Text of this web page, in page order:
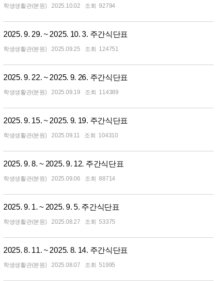
학생생활관(분원) 2025.10.02 92794
2025. 9. 29. ~ 2025. 10. 3. 주간식단표
학생생활관(분원) 2025.09.25 124751
2025. 9. 22. ~ 2025. 9. 26. 주간식단표
학생생활관(분원) 2025.09.19 114389
2025. 9. 15. ~ 2025. 9. 19. 주간식단표
학생생활관(분원) 2025.09.11 104310
2025. 9. 8. ~ 2025. 9. 12. 주간식단표
학생생활관(분원) 2025.09.06 88714
2025. 9. 1. ~ 2025. 9. 5. 주간식단표
학생생활관(분원) 2025.08.27 53375
2025. 8. 11. ~ 2025. 8. 14. 주간식단표
학생생활관(분원) 2025.08.07 51995